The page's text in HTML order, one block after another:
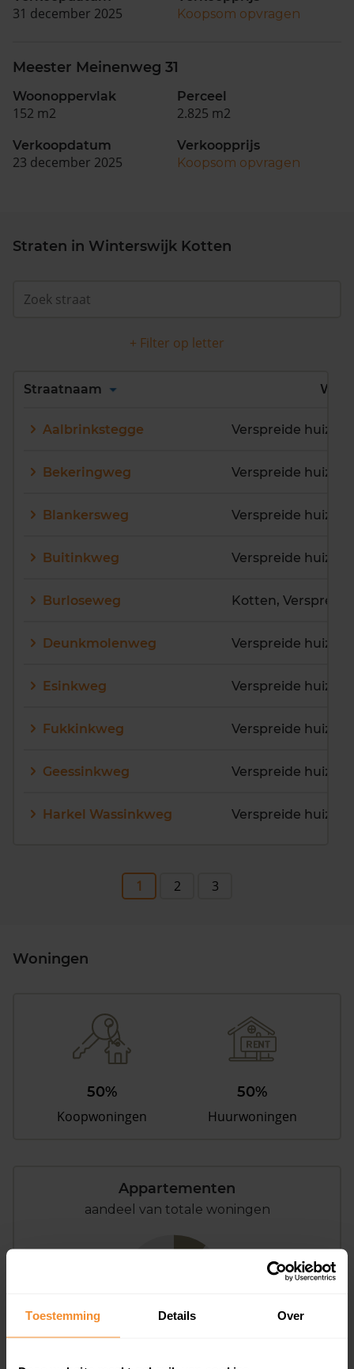
Toestemming Details Over
31 december 2025
Koopsom opvragen
Meester Meinenweg 31
Woonoppervlak
152 m2
Perceel
2.825 m2
Verkoopdatum
23 december 2025
Verkoopprijs
Koopsom opvragen
Straten in Winterswijk Kotten
+ Filter op letter
Alles
Q
R U
V
Straatnaam Wijk
Aalbrinkstegge Verspreide huizen
Bekeringweg
Blankersweg Verspreide huizen
Buitinkweg Verspreide huizen
Burloseweg
Deunkmolenweg Verspreide huizen
Esinkweg Verspreide huizen
Fukkinkweg
Geessinkweg
Harkel Wassinkweg Verspreide huizen
1 2 3
Woningen
50%
Koopwoningen
50%
Huurwoningen
Appartementen
aandeel van totale woningen